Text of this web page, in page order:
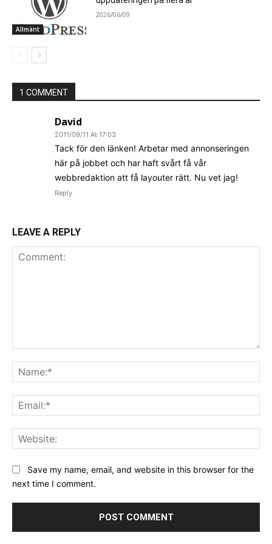
Allmänt
2026/06/09
1 COMMENT
David
2011/09/11 At 17:03
Tack för den länken! Arbetar med annonseringen
här på jobbet och har haft svårt få vår
webbredaktion att få layouter rätt. Nu vet jag!
Reply
LEAVE A REPLY
Save my name, email, and website in this browser for the
next time I comment.